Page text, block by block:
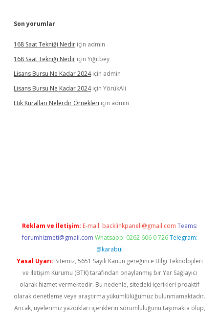
Son yorumlar
168 Saat Tekniği Nedir için admin
168 Saat Tekniği Nedir için Yiğitbey
Lisans Bursu Ne Kadar 2024için admin
Lisans Bursu Ne Kadar 2024için YörükAli
Etik Kuralları Nelerdir Örnekleri için admin
Reklam ve İletişim: E-mail: backlinkpaneli@gmail.com Teams:
forumhizmeti@gmail.com Whatsapp: 0262 606 0 726 Telegram:
@karabul
Yasal Uyarı: Sitemiz, 5651 Sayılı Kanun gereğince Bilgi Teknolojileri
ve İletişim Kurumu (BTK) tarafından onaylanmış bir Yer Sağlayıcı
olarak hizmet vermektedir. Bu nedenle, sitedeki içerikleri proaktif
olarak denetleme veya araştırma yükümlülüğümüz bulunmamaktadır.
Ancak, üyelerimiz yazdıkları içeriklerin sorumluluğunu taşımakta olup,